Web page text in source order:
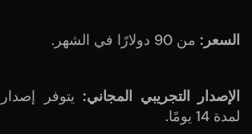
السعر: من 90 دولارًا في الشهر.
الإصدار التجريبي المجاني: يتوفر
لمدة 14 يومًا.